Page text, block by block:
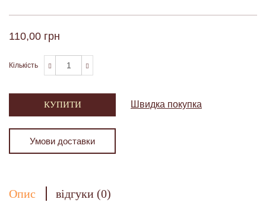
110,00 грн
Кількість
КУПИТИ Швидка покупка
Умови доставки
Опис відгуки (0)